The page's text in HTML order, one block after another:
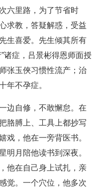
六里路，为了节省时
求教，答疑解惑，受益
生喜爱。先生倾其所有
诸症，吕景彬得恩师面授
张玉俠习惯性流产；治
十年不孕症。
边自修，不敢懈怠。在
胳膊上、工具上都抄写
戏，他在一旁背医书。
明月陪他读书到深夜。
他在自己身上试扎，亲
觉。一个穴位，他多次